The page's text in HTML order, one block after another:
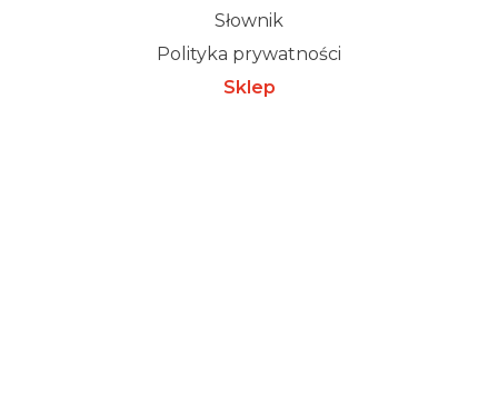
Słownik
Polityka prywatności
Sklep